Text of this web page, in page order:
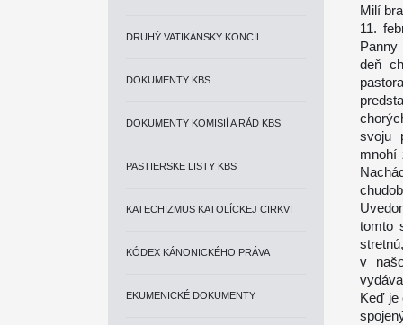
DRUHÝ VATIKÁNSKY KONCIL
DOKUMENTY KBS
DOKUMENTY KOMISIÍ A RÁD KBS
PASTIERSKE LISTY KBS
KATECHIZMUS KATOLÍCKEJ CIRKVI
KÓDEX KÁNONICKÉHO PRÁVA
EKUMENICKÉ DOKUMENTY
Milí
11.
Panny
deň
svoju
mnohí
tomto
v
Keď je